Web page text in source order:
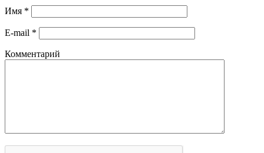
Имя *
E-mail *
Комментарий